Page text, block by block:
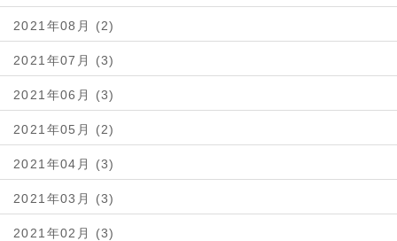
2021年08月 (2)
2021年07月 (3)
2021年06月 (3)
2021年05月 (2)
2021年04月 (3)
2021年03月 (3)
2021年02月 (3)